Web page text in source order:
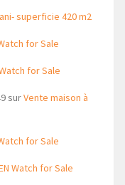
superficie 420 m2
for Sale
for Sale
surVente maison à
for Sale
Watch for Sale